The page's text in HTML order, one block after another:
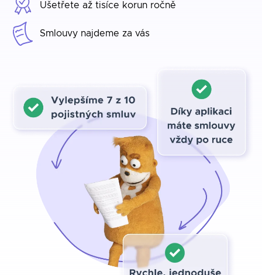
Ušetřete až tisíce korun ročně
Smlouvy najdeme za vás